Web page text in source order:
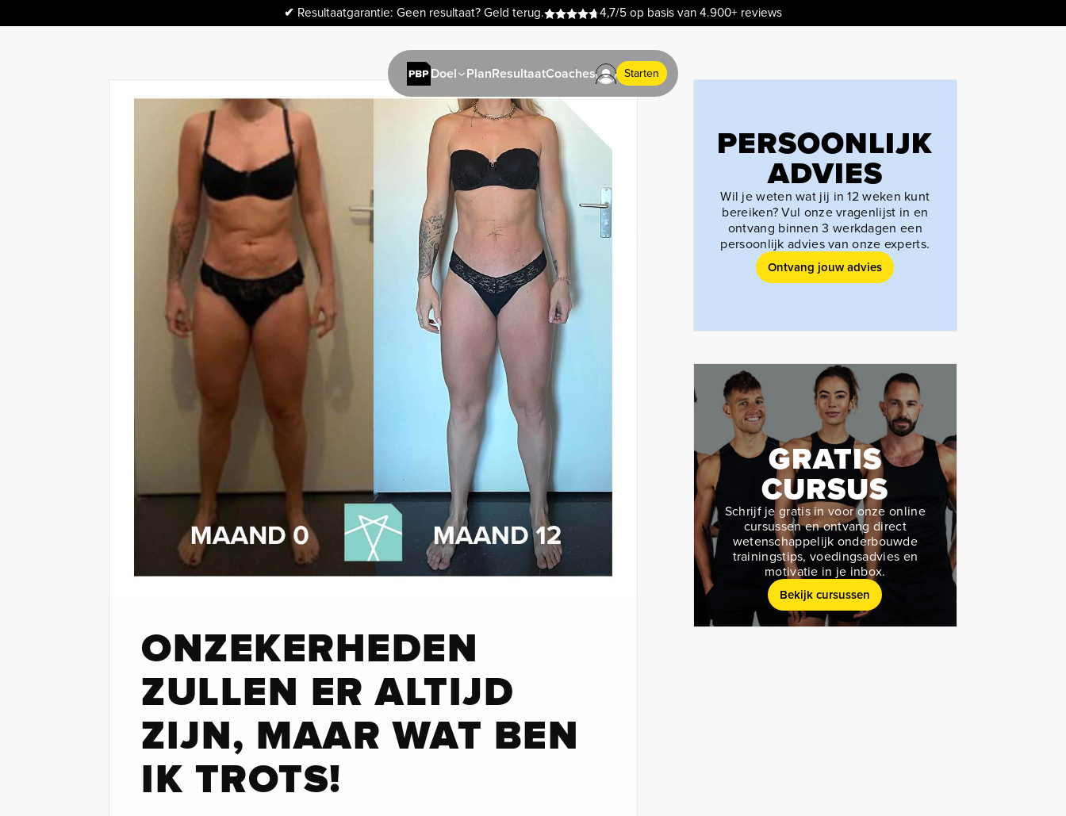
✔ Resultaatgarantie: Geen resultaat? Geld terug. 4,7/5 op basis van 4.900+ reviews
Doel PlanResultaatCoaches Starten
ONZEKERHEDEN
ZULLEN ER ALTIJD
ZIJN, MAAR WAT BEN
IK TROTS!
PERSOONLIJK
ADVIES
Wil je weten wat jij in 12 weken kunt
bereiken? Vul onze vragenlijst in en
ontvang binnen 3 werkdagen een
persoonlijk advies van onze experts.
Ontvang jouw advies
GRATIS
CURSUS
Schrijf je gratis in voor onze online
cursussen en ontvang direct
wetenschappelijk onderbouwde
trainingstips, voedingsadvies en
motivatie in je inbox.
Bekijk cursussen